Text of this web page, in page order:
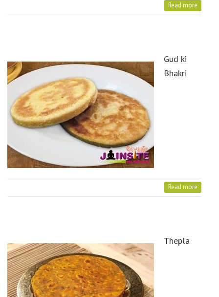
Read more
Gud ki
Bhakri
Read more
Thepla